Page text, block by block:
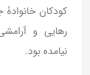
کودکان
رهایی و
نیامده بود.